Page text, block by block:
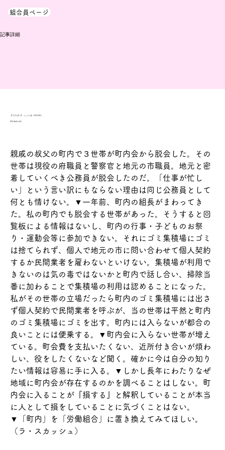
組合員ページ
​記事詳細
【コラム】ザ・しょくば（2024.6）
2024年6月4日
親戚の叔父の町内で３世帯が町内会から脱会した。その
世帯は現役の府職員と警察官と地元の市職員。地元と密
着していくべき公務員が脱会したのだ。「仕事が忙し
い」という言い訳にもならない理由は同じ公務員として
何とも情けない。▼一年前、町内の組長がまわってき
た。私の町内でも脱会する世帯があった。そうすると回
覧板による情報はないし、町内の行事・子どものお祭
り・運動会等に参加できない。それにゴミ集積場にゴミ
は捨てられず、個人で地元の市に問い合わせて個人契約
するか民間業者を雇わないといけない。集積場が利用で
きないのは気の毒ではないかと町内で話し合い、掃除当
番に加わることで集積場の利用は認めることになった。
私がその世帯の立場だったら町内のゴミ集積場には出さ
ず個人契約で民間業者を呼ぶが、当の世帯は平然と町内
のゴミ集積場にゴミを出す。町内には入らないが都合の
良いことには便乗する。▼町内会に入らない世帯が増え
ている。町会費を支払いたくない、近所付き合いが煩わ
しい、役をしたくないなど聞く。確かに今は自分の知り
たい情報は容易に手に入る。▼しかし長年にわたりなぜ
地域に町内会が存在するのかを調べることはしない。町
内会に入ることが『損する』と解釈していることが本当
に人として損をしていることに気づくことはない。
▼「町内」を「労働組合」に置き換えてみてほしい。
（ラ・スカッシュ）